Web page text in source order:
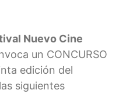
Nuevo Cine
un CONCURSO
edición del
siguientes